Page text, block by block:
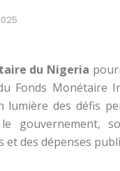
du Nigeria
Fonds Monétaire
lumière des défis
gouvernement,
des dépenses